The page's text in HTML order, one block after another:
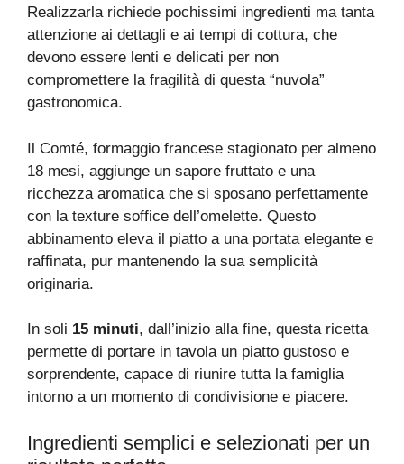
Realizzarla richiede pochissimi ingredienti ma tanta
attenzione ai dettagli e ai tempi di cottura, che
devono essere lenti e delicati per non
compromettere la fragilità di questa “nuvola”
gastronomica.
Il Comté, formaggio francese stagionato per almeno
18 mesi, aggiunge un sapore fruttato e una
ricchezza aromatica che si sposano perfettamente
con la texture soffice dell’omelette. Questo
abbinamento eleva il piatto a una portata elegante e
raffinata, pur mantenendo la sua semplicità
originaria.
In soli 15 minuti, dall’inizio alla fine, questa ricetta
permette di portare in tavola un piatto gustoso e
sorprendente, capace di riunire tutta la famiglia
intorno a un momento di condivisione e piacere.
Ingredienti semplici e selezionati per un